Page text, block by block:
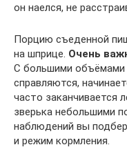
он наелся, не
Порцию съеденной
на шприце. Очень
С большими
справляются,
часто заканчивается
зверька небольшими
наблюдений вы
и режим кормления.